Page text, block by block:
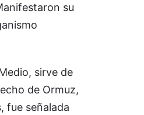
su
sirve de
de Ormuz,
fue señalada